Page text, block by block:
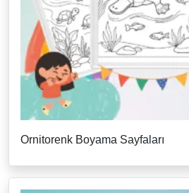
Ornitorenk Boyama Sayfaları